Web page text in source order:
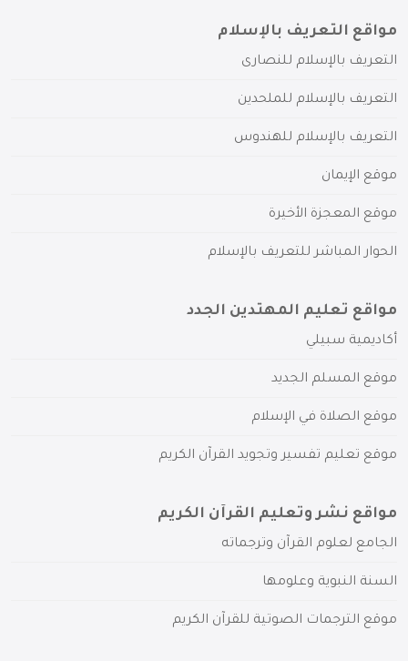
مواقع التعريف بالإسلام
التعريف بالإسلام للنصارى
التعريف بالإسلام للملحدين
التعريف بالإسلام للهندوس
موقع الإيمان
موقع المعجزة الأخيرة
الحوار المباشر للتعريف بالإسلام
مواقع تعليم المهتدين الجدد
أكاديمية سبيلي
موقع المسلم الجديد
موقع الصلاة في الإسلام
موقع تعليم تفسير وتجويد القرآن الكريم
مواقع نشر وتعليم القرآن الكريم
الجامع لعلوم القرآن وترجماته
السنة النبوية وعلومها
موقع الترجمات الصوتية للقرآن الكريم